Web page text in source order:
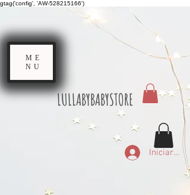
gtag('config', 'AW-528215166')
LULLABYBABYSTORE
Iniciar
ME
NU